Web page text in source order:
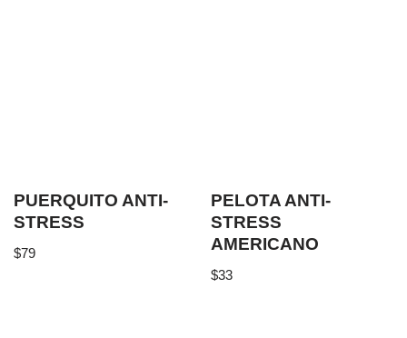
PUERQUITO ANTI-
STRESS
$79
PELOTA ANTI-
STRESS
AMERICANO
$33